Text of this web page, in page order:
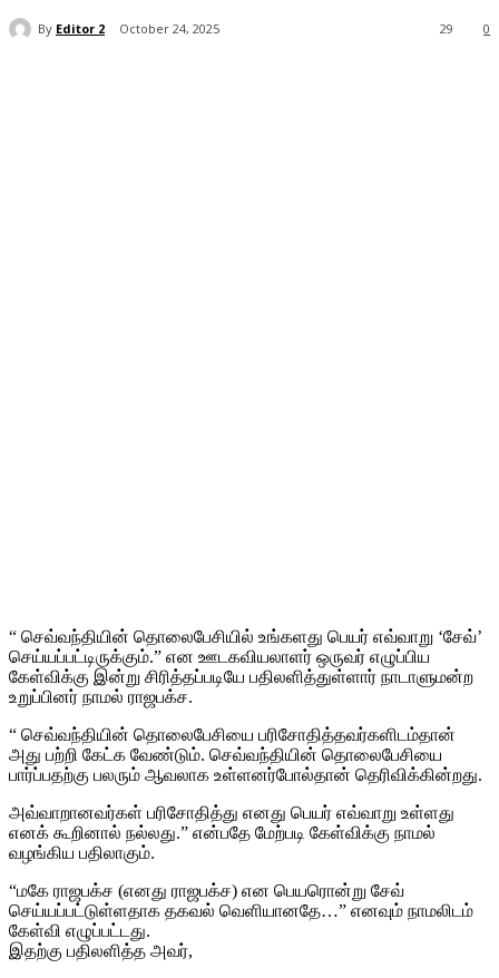
By Editor 2 October 24, 2025 0
29
“ செவ்வந்தியின் தொலைபேசியில் உங்களது பெயர் எவ்வாறு ‘சேவ்’
செய்யப்பட்டிருக்கும்.” என ஊடகவியலாளர் ஒருவர் எழுப்பிய
கேள்விக்கு இன்று சிரித்தப்படியே பதிலளித்துள்ளார் நாடாளுமன்ற
உறுப்பினர் நாமல் ராஜபக்ச.
“ செவ்வந்தியின் தொலைபேசியை பரிசோதித்தவர்களிடம்தான்
அது பற்றி கேட்க வேண்டும். செவ்வந்தியின் தொலைபேசியை
பார்ப்பதற்கு பலரும் ஆவலாக உள்ளனர்போல்தான் தெரிவிக்கின்றது.
அவ்வாறானவர்கள் பரிசோதித்து எனது பெயர் எவ்வாறு உள்ளது
எனக் கூறினால் நல்லது.” என்பதே மேற்படி கேள்விக்கு நாமல்
வழங்கிய பதிலாகும்.
“மகே ராஜபக்ச (எனது ராஜபக்ச) என பெயரொன்று சேவ்
செய்யப்பட்டுள்ளதாக தகவல் வெளியானதே…” எனவும் நாமலிடம்
கேள்வி எழுப்பட்டது.
இதற்கு பதிலளித்த அவர்,